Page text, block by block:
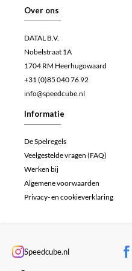
Over ons
DATAL B.V.
Nobelstraat 1A
1704 RM Heerhugowaard
+31 (0)85 040 76 92
info@speedcube.nl
Informatie
De Spelregels
Veelgestelde vragen (FAQ)
Werken bij
Algemene voorwaarden
Privacy- en cookieverklaring
Speedcube.nl